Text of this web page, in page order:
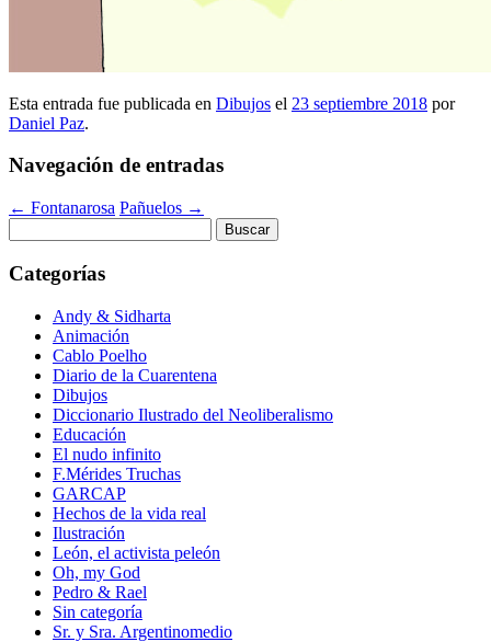
Esta entrada fue publicada en Dibujos el 23 septiembre 2018 por
Daniel Paz.
Navegación de entradas
← Fontanarosa Pañuelos →
Categorías
Andy & Sidharta
Animación
Cablo Poelho
Diario de la Cuarentena
Dibujos
Diccionario Ilustrado del Neoliberalismo
Educación
El nudo infinito
F.Mérides Truchas
GARCAP
Hechos de la vida real
Ilustración
León, el activista peleón
Oh, my God
Pedro & Rael
Sin categoría
Sr. y Sra. Argentinomedio